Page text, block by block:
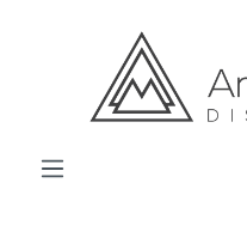
Zum Hauptinhalt springen